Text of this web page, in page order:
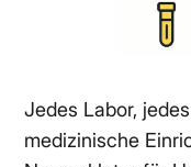
Jedes Labor,
medizinische